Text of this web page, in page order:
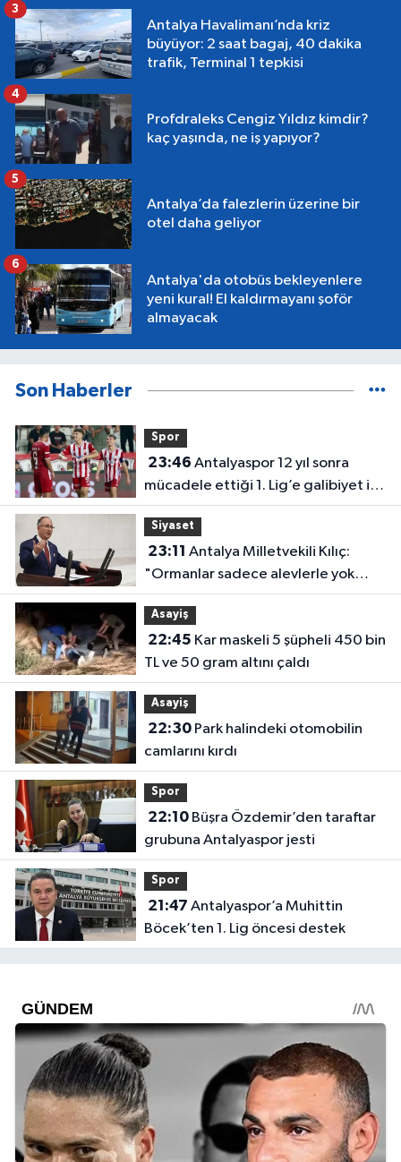
Antalya Havalimanı’nda kriz
büyüyor: 2 saat bagaj, 40 dakika
trafik, Terminal 1 tepkisi
3
Profdraleks Cengiz Yıldız kimdir?
kaç yaşında, ne iş yapıyor?
4
Antalya’da falezlerin üzerine bir
otel daha geliyor
5
Antalya'da otobüs bekleyenlere
yeni kural! El kaldırmayanı şoför
almayacak
6
Son Haberler
Spor
23:46
mücadele ettiği 1. Lig’e galibiyet ile
başladı
Siyaset
23:11
"Ormanlar sadece alevlerle yok
olmuyor"
Asayiş
22:45
TL ve 50 gram altını çaldı
Asayiş
22:30Park halindeki otomobilin
camlarını kırdı
Spor
22:10Büşra Özdemir’den taraftar
grubuna Antalyaspor jesti
Spor
21:47
Böcek’ten 1. Lig öncesi destek